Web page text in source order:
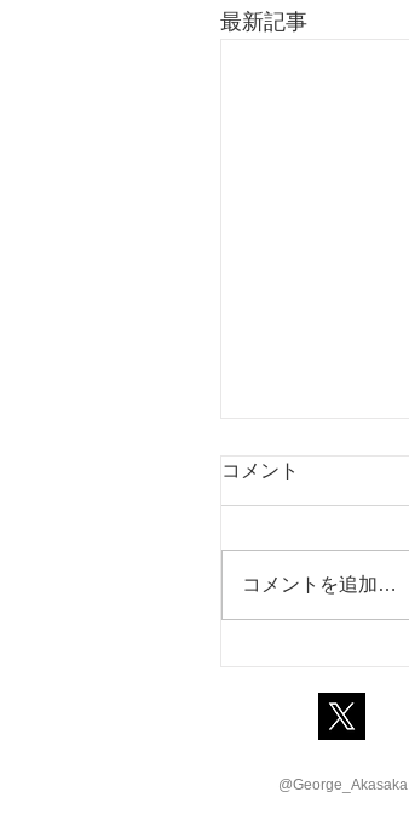
最新記事
大切な5つのこと
コメント
コメントを追加…
@George_Akasaka